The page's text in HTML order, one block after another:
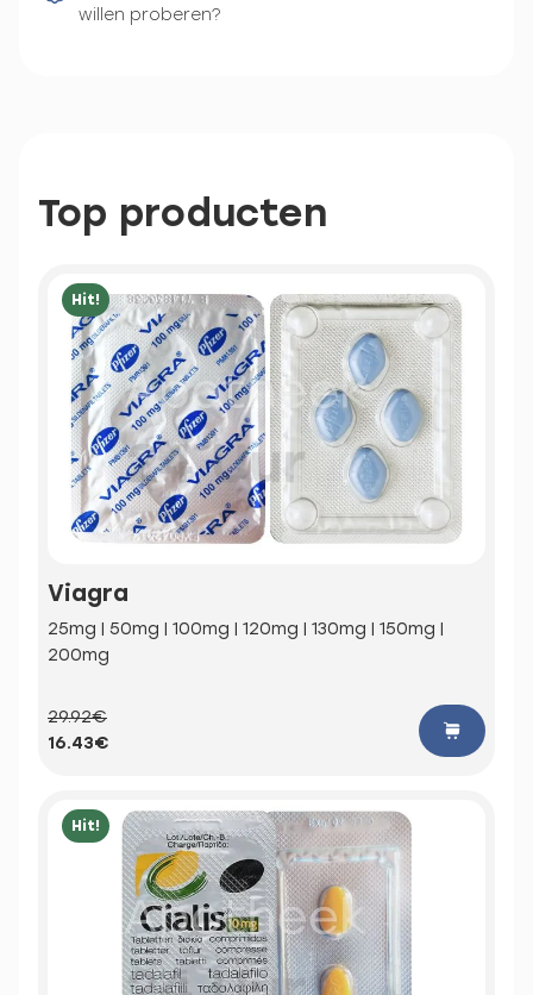
willen proberen?
Top producten
Hit!
Viagra
25mg | 50mg | 100mg | 120mg | 130mg | 150mg |
200mg
29.92€
16.43€
Hit!